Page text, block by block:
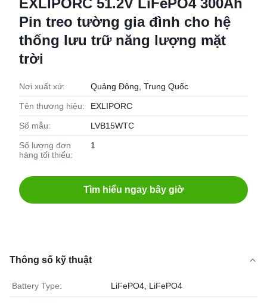
EXLIPORC 51.2V LiFePO4 300Ah
Pin treo tường gia đình cho hệ
thống lưu trữ năng lượng mặt
trời
Nơi xuất xứ: Quảng Đông, Trung Quốc
Tên thương hiệu: EXLIPORC
Số mẫu: LVB15WTC
Số lượng đơn
hàng tối thiểu:
1
Tìm hiểu ngay bây giờ
Thông số kỹ thuật
Battery Type: LiFePO4, LiFePO4